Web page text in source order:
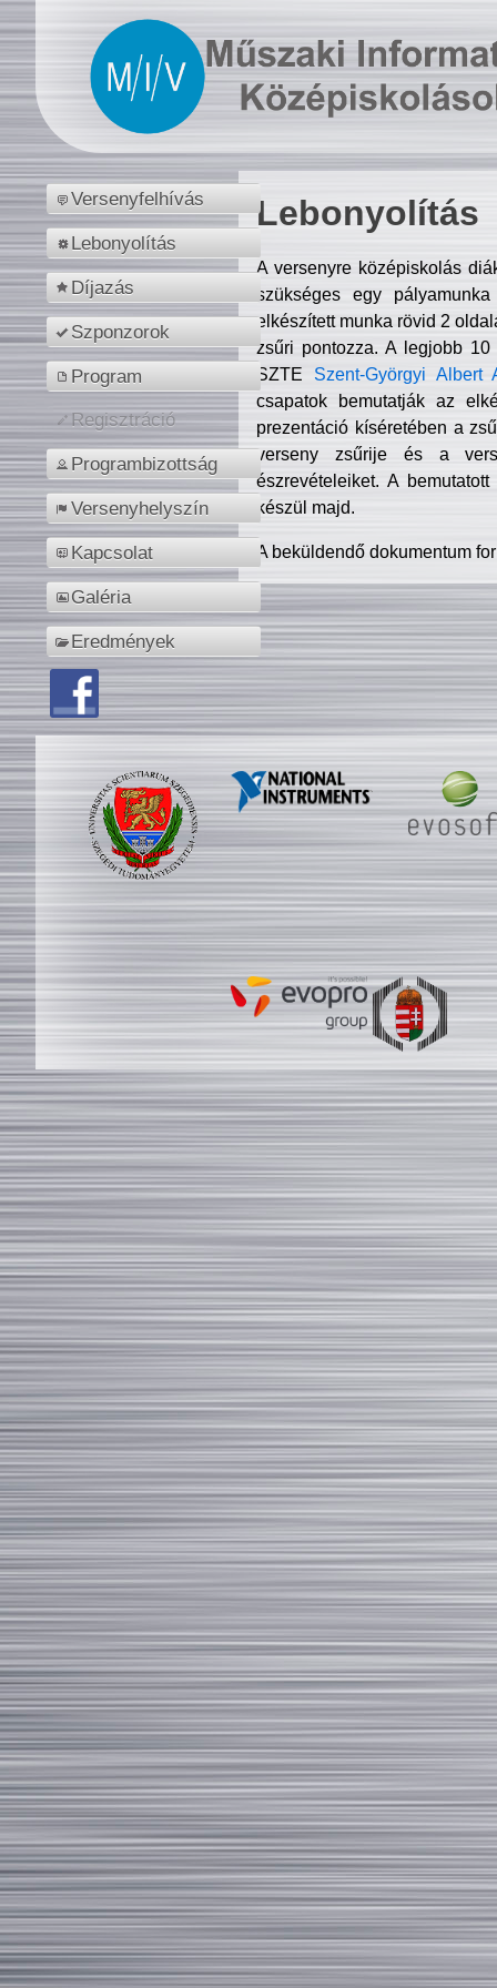
Versenyfelhívás
Lebonyolítás
Díjazás
Szponzorok
Program
Regisztráció
Programbizottság
Versenyhelyszín
Kapcsolat
Galéria
Eredmények
Lebonyolítás
A versenyre középiskolás
szükséges egy
elkészített munka rövid 2
zsűri pontozza. A legjobb
SZTE Szent-Györgyi Albert
csapatok bemutatják az
prezentáció kíséretében a
verseny zsűrije és a
észrevételeiket. A
készül majd.
A beküldendő dokumentum